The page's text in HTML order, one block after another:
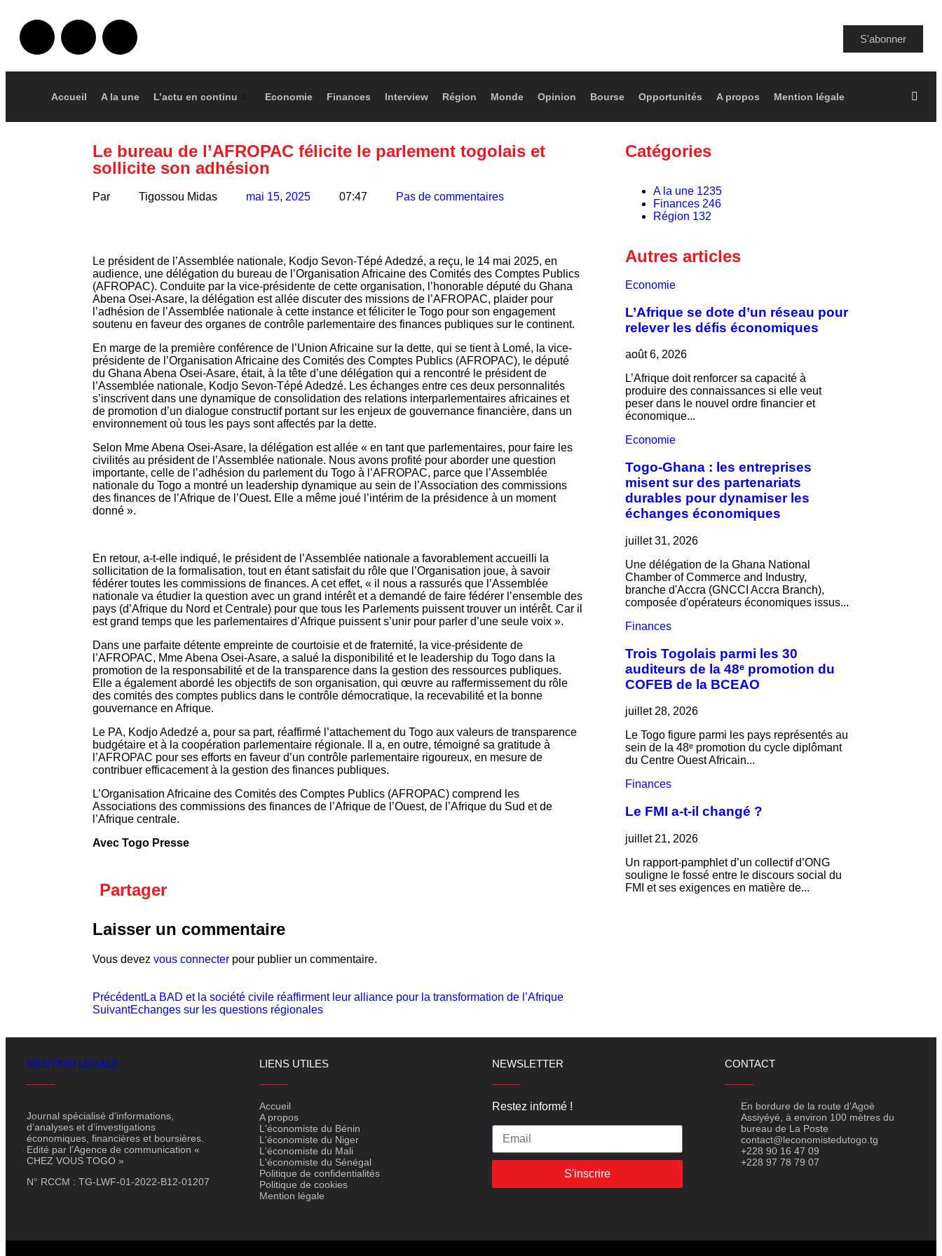
S'abonner
Accueil A la une L’actu en continu Economie Finances Interview Région Monde Opinion Bourse Opportunités A propos Mention légale
Le bureau de l’AFROPAC félicite le parlement togolais et
sollicite son adhésion
Par Tigossou Midas mai 15, 2025 07:47 Pas de commentaires
Le président de l’Assemblée nationale, Kodjo Sevon-Tépé Adedzé, a reçu, le 14 mai 2025, en
audience, une délégation du bureau de l’Organisation Africaine des Comités des Comptes Publics
(AFROPAC). Conduite par la vice-présidente de cette organisation, l’honorable député du Ghana
Abena Osei-Asare, la délégation est allée discuter des missions de l’AFROPAC, plaider pour
l’adhésion de l’Assemblée nationale à cette instance et féliciter le Togo pour son engagement
soutenu en faveur des organes de contrôle parlementaire des finances publiques sur le continent.
En marge de la première conférence de l’Union Africaine sur la dette, qui se tient à Lomé, la vice-
présidente de l’Organisation Africaine des Comités des Comptes Publics (AFROPAC), le député
du Ghana Abena Osei-Asare, était, à la tête d’une délégation qui a rencontré le président de
l’Assemblée nationale, Kodjo Sevon-Tépé Adedzé. Les échanges entre ces deux personnalités
s’inscrivent dans une dynamique de consolidation des relations interparlementaires africaines et
de promotion d’un dialogue constructif portant sur les enjeux de gouvernance financière, dans un
environnement où tous les pays sont affectés par la dette.
Selon Mme Abena Osei-Asare, la délégation est allée « en tant que parlementaires, pour faire les
civilités au président de l’Assemblée nationale. Nous avons profité pour aborder une question
importante, celle de l’adhésion du parlement du Togo à l’AFROPAC, parce que l’Assemblée
nationale du Togo a montré un leadership dynamique au sein de l’Association des commissions
des finances de l’Afrique de l’Ouest. Elle a même joué l’intérim de la présidence à un moment
donné ».
En retour, a-t-elle indiqué, le président de l’Assemblée nationale a favorablement accueilli la
sollicitation de la formalisation, tout en étant satisfait du rôle que l’Organisation joue, à savoir
fédérer toutes les commissions de finances. A cet effet, « il nous a rassurés que l’Assemblée
nationale va étudier la question avec un grand intérêt et a demandé de faire fédérer l’ensemble des
pays (d’Afrique du Nord et Centrale) pour que tous les Parlements puissent trouver un intérêt. Car il
est grand temps que les parlementaires d’Afrique puissent s’unir pour parler d’une seule voix ».
Dans une parfaite détente empreinte de courtoisie et de fraternité, la vice-présidente de
l’AFROPAC, Mme Abena Osei-Asare, a salué la disponibilité et le leadership du Togo dans la
promotion de la responsabilité et de la transparence dans la gestion des ressources publiques.
Elle a également abordé les objectifs de son organisation, qui œuvre au raffermissement du rôle
des comités des comptes publics dans le contrôle démocratique, la recevabilité et la bonne
gouvernance en Afrique.
Le PA, Kodjo Adedzé a, pour sa part, réaffirmé l’attachement du Togo aux valeurs de transparence
budgétaire et à la coopération parlementaire régionale. Il a, en outre, témoigné sa gratitude à
l’AFROPAC pour ses efforts en faveur d’un contrôle parlementaire rigoureux, en mesure de
contribuer efficacement à la gestion des finances publiques.
L’Organisation Africaine des Comités des Comptes Publics (AFROPAC) comprend les
Associations des commissions des finances de l’Afrique de l’Ouest, de l’Afrique du Sud et de
l’Afrique centrale.
Avec Togo Presse
Partager
Laisser un commentaire
Vous devez vous connecter pour publier un commentaire.
PrécédentLa BAD et la société civile réaffirment leur alliance pour la transformation de l’Afrique
SuivantEchanges sur les questions régionales
Catégories
A la une 1235
Finances 246
Région 132
Autres articles
Economie
L’Afrique se dote d’un réseau pour
relever les défis économiques
août 6, 2026
L’Afrique doit renforcer sa capacité à
produire des connaissances si elle veut
peser dans le nouvel ordre financier et
économique...
Economie
Togo-Ghana : les entreprises
misent sur des partenariats
durables pour dynamiser les
échanges économiques
juillet 31, 2026
Une délégation de la Ghana National
Chamber of Commerce and Industry,
branche d'Accra (GNCCI Accra Branch),
composée d'opérateurs économiques issus...
Finances
Trois Togolais parmi les 30
auditeurs de la 48ᵉ promotion du
COFEB de la BCEAO
juillet 28, 2026
Le Togo figure parmi les pays représentés au
sein de la 48ᵉ promotion du cycle diplômant
du Centre Ouest Africain...
Finances
Le FMI a-t-il changé ?
juillet 21, 2026
Un rapport-pamphlet d’un collectif d’ONG
souligne le fossé entre le discours social du
FMI et ses exigences en matière de...
MENTION LEGALE
Journal spécialisé d’informations,
d’analyses et d’investigations
économiques, financières et boursières.
Edité par l’Agence de communication «
CHEZ VOUS TOGO »
N° RCCM : TG-LWF-01-2022-B12-01207
LIENS UTILES
Accueil
A propos
L'économiste du Bénin
L'économiste du Niger
L'économiste du Mali
L'économiste du Sénégal
Politique de confidentialités
Politique de cookies
Mention légale
NEWSLETTER
Restez informé !
S'inscrire
CONTACT
En bordure de la route d’Agoè
Assiyéyé, à environ 100 mètres du
bureau de La Poste
contact@leconomistedutogo.tg
+228 90 16 47 09
+228 97 78 79 07